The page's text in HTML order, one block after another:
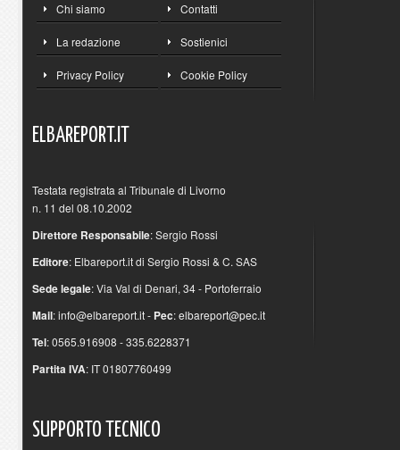
Chi siamo Contatti
La redazione Sostienici
Privacy Policy Cookie Policy
ELBAREPORT.IT
Testata registrata al Tribunale di Livorno
n. 11 del 08.10.2002
Direttore Responsabile: Sergio Rossi
Editore: Elbareport.it di Sergio Rossi & C. SAS
Sede legale: Via Val di Denari, 34 - Portoferraio
Mail:info@elbareport.it- Pec:elbareport@pec.it
Tel: 0565.916908 - 335.6228371
Partita IVA: IT 01807760499
SUPPORTO TECNICO